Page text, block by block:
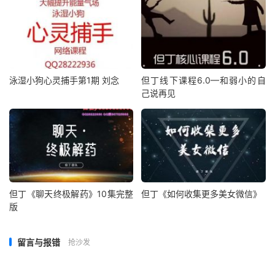
泳湿小狗心灵捕手第1期 刘念
但丁线下课程6.0—和弱小的自
己说再见
但丁《聊天终极解药》10集完整
版
但丁《如何收集更多美女微信》
留言与报错 抢沙发